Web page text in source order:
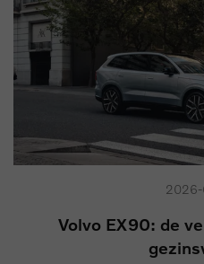
2026-
Volvo EX90: de